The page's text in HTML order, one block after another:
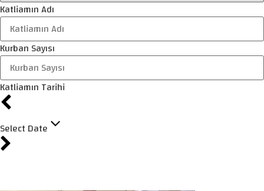
Katliamın Adı
Kurban Sayısı
Katliamın Tarihi
Select Date